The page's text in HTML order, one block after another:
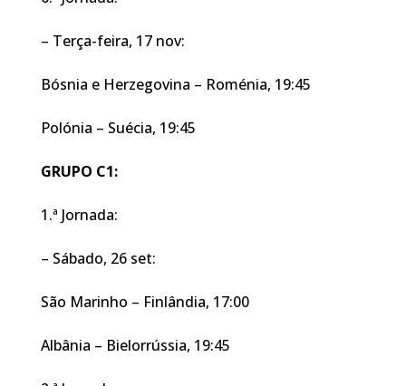
– Terça-feira, 17 nov:
Bósnia e Herzegovina – Roménia, 19:45
Polónia – Suécia, 19:45
GRUPO C1:
1.ª Jornada:
– Sábado, 26 set:
São Marinho – Finlândia, 17:00
Albânia – Bielorrússia, 19:45